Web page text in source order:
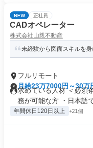
NEW 正社員
CADオペレーター
株式会社山親不動産
未経験から図面スキルを
フルリモート
月給23万7000円～30万
求めている人材 ＜必須
務が可能な方 ・日本語
年間休日120日以上 +21個